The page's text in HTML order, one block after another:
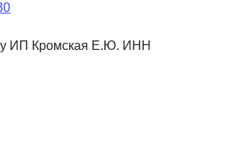
ИП Кромская Е.Ю. ИНН